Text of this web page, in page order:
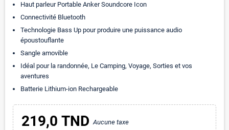
Haut parleur Portable Anker Soundcore Icon
Connectivité Bluetooth
Technologie Bass Up pour produire une puissance audio
époustouflante
Sangle amovible
Idéal pour la randonnée, Le Camping, Voyage, Sorties et vos
aventures
Batterie Lithium-ion Rechargeable
219,0 TNDAucune taxe